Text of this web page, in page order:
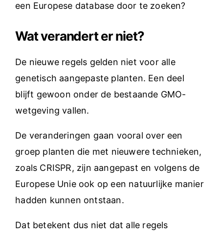
een Europese database door te zoeken?
Wat verandert er niet?
De nieuwe regels gelden niet voor alle
genetisch aangepaste planten. Een deel
blijft gewoon onder de bestaande GMO-
wetgeving vallen.
De veranderingen gaan vooral over een
groep planten die met nieuwere technieken,
zoals CRISPR, zijn aangepast en volgens de
Europese Unie ook op een natuurlijke manier
hadden kunnen ontstaan.
Dat betekent dus niet dat alle regels